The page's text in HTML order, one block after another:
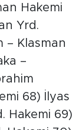
Hakemi
Yrd.
– Klasman
–
68) İlyas
Hakemi 69)